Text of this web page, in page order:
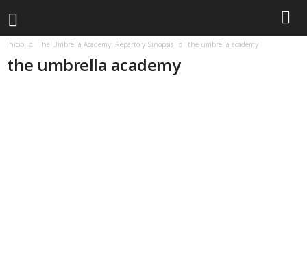
Inicio The Umbrella Academy: Reparto y Sinopsis the umbrella academy
the umbrella academy